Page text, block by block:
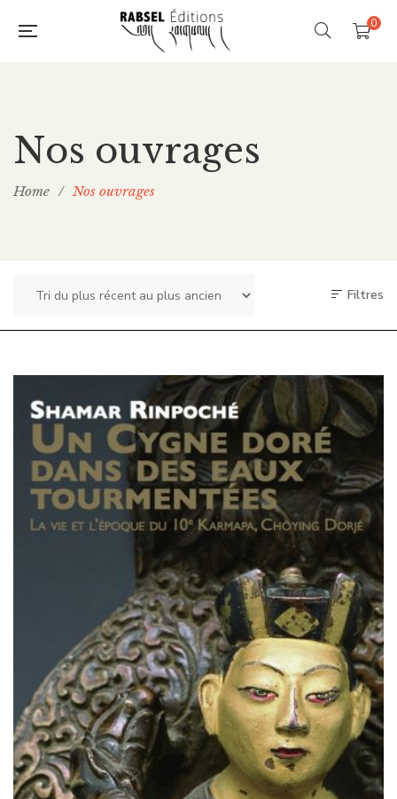
0
Nos ouvrages
Home / Nos ouvrages
Filtres